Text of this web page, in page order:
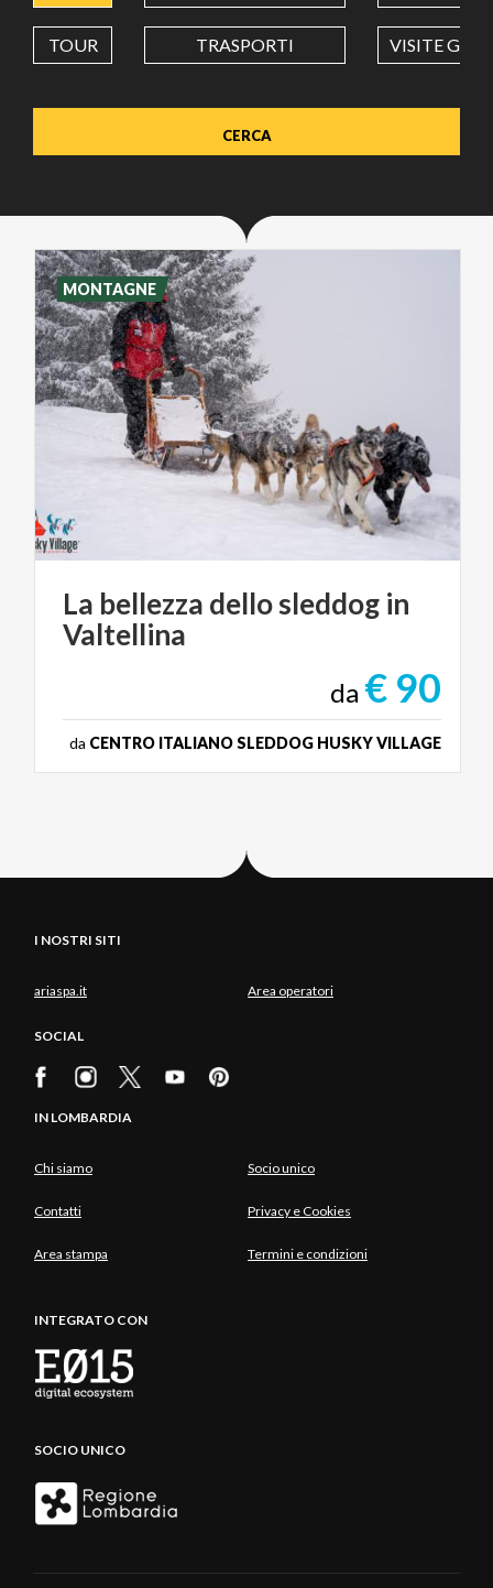
TOUR TRASPORTI VISITE
La bellezza dellosleddog in
Valtellina
da € 90
da CENTRO ITALIANO SLEDDOG HUSKY VILLAGE
MONTAGNE
I NOSTRI SITI
ariaspa.it Area operatori
SOCIAL
IN LOMBARDIA
Chi siamo Socio unico
Contatti Privacy e Cookies
Area stampa Termini e condizioni
INTEGRATO CON
SOCIO UNICO